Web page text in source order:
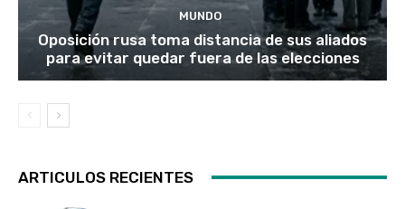
MUNDO
Oposición rusa toma distancia de sus aliados
para evitar quedar fuera de las elecciones
ARTICULOS RECIENTES